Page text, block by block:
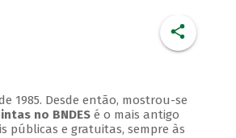
1985. Desde então, mostrou-se
no BNDESé o mais antigo
públicas e gratuitas, sempre às